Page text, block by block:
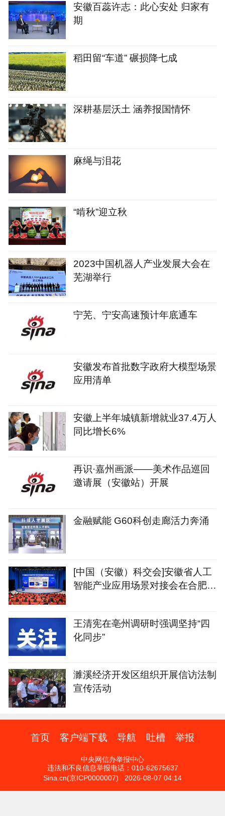
安徽百蕊许志：此心安处 归家有
期
稻田留“车道” 碾损降七成
深耕基层沃土 涵养报国情怀
麻绳与泪花
“啃秋”迎立秋
2023中国机器人产业发展大会在
芜湖举行
宁芜、宁安高速预计年底通车
安徽发布首批数字政府大模型场景
应用清单
安徽上半年城镇新增就业37.4万人
同比增长6%
再识·嘉州画派——美术作品巡回
邀请展（安徽站）开展
金融赋能 G60科创走廊活力奔涌
[中国（安徽）科交会]安徽省人工
智能产业应用场景对接会在合肥召
王清宪在亳州调研时强调坚持“四
化同步”
濉溪经济开发区组织开展信访法制
宣传活动
首页 客户端下载 导航 吐槽 举报
中央网信办举报中心
违法和不良信息举报电话：010-62675637
Sina.cn(京ICP0000007) 2026-08-07 04:14